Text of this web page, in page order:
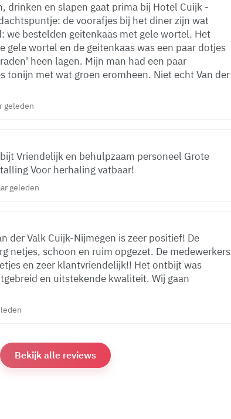
drinken en slapen gaat prima bij Hotel Cuijk -
de voorafjes bij het diner zijn wat
we bestelden geitenkaas met gele wortel. Het
gele wortel en de geitenkaas was een paar dotjes
heen lagen. Mijn man had een paar
tonijn met wat groen eromheen. Niet echt Van der
geleden
Grote
afgesloten fietsenstalling Voor herhaling vatbaar!
geleden
der Valk Cuijk-Nijmegen is zeer positief! De
netjes, schoon en ruim opgezet. De medewerkers
en zeer klantvriendelijk!! Het ontbijt was
en uitstekende kwaliteit. Wij gaan
Bekijk alle reviews